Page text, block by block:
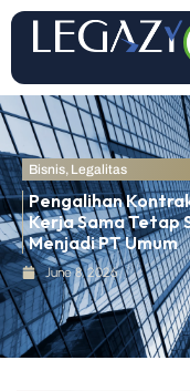
Bisnis, Legalitas
Pengalihan
Kerja Sama Tetap
Menjadi PT Umum
June 8, 2026